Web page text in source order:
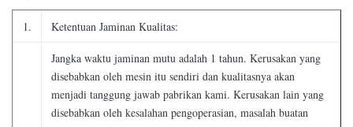
1. Ketentuan Jaminan Kualitas:
Jangka waktu jaminan mutu adalah 1 tahun. Kerusakan yang
disebabkan oleh mesin itu sendiri dan kualitasnya akan
menjadi tanggung jawab pabrikan kami. Kerusakan lain yang
disebabkan oleh kesalahan pengoperasian, masalah buatan